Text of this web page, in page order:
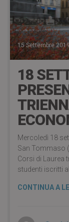
15 Settembre
18
Mercoledì 18
San Tommaso
Corsi di Laurea
studenti iscritti
CONTINUA A